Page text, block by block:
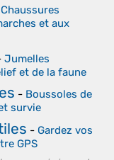
Chaussures
et aux
Jumelles
et de la faune
- Boussoles de
survie
- Gardez vos
GPS